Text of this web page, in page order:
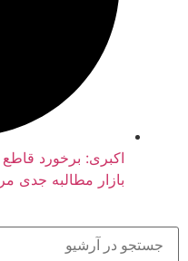
اکبری: برخورد قاطع با
بازار مطالبه جدی مردم است